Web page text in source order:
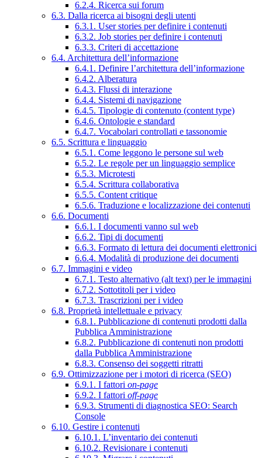
6.2.4. Ricerca sui forum
6.3. Dalla ricerca ai bisogni degli utenti
6.3.1. User stories per definire i contenuti
6.3.2. Job stories per definire i contenuti
6.3.3. Criteri di accettazione
6.4. Architettura dell’informazione
6.4.1. Definire l’architettura dell’informazione
6.4.2. Alberatura
6.4.3. Flussi di interazione
6.4.4. Sistemi di navigazione
6.4.5. Tipologie di contenuto (content type)
6.4.6. Ontologie e standard
6.4.7. Vocabolari controllati e tassonomie
6.5. Scrittura e linguaggio
6.5.1. Come leggono le persone sul web
6.5.2. Le regole per un linguaggio semplice
6.5.3. Microtesti
6.5.4. Scrittura collaborativa
6.5.5. Content critique
6.5.6. Traduzione e localizzazione dei contenuti
6.6. Documenti
6.6.1. I documenti vanno sul web
6.6.2. Tipi di documenti
6.6.3. Formato di lettura dei documenti elettronici
6.6.4. Modalità di produzione dei documenti
6.7. Immagini e video
6.7.1. Testo alternativo (alt text) per le immagini
6.7.2. Sottotitoli per i video
6.7.3. Trascrizioni per i video
6.8. Proprietà intellettuale e privacy
6.8.1. Pubblicazione di contenuti prodotti dalla
Pubblica Amministrazione
6.8.2. Pubblicazione di contenuti non prodotti
dalla Pubblica Amministrazione
6.8.3. Consenso dei soggetti ritratti
6.9. Ottimizzazione per i motori di ricerca (SEO)
6.9.1. I fattori on-page
6.9.2. I fattori off-page
6.9.3. Strumenti di diagnostica SEO: Search
Console
6.10. Gestire i contenuti
6.10.1. L’inventario dei contenuti
6.10.2. Revisionare i contenuti